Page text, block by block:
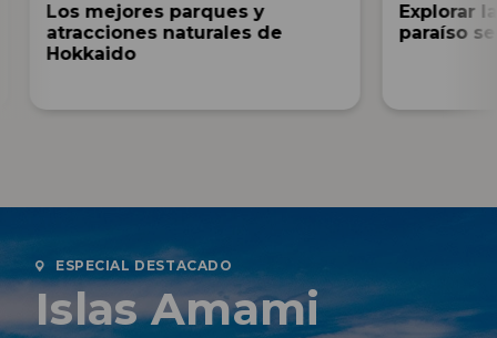
Los mejores parques y
atracciones naturales de
Hokkaido
Explorar
paraíso
ESPECIAL DESTACADO
Islas Amami